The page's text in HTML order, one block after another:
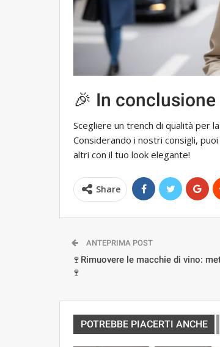
🎉 In conclusione
Scegliere un trench di qualità per
Considerando i nostri consigli,
altri con il tuo look elegante!
Share
ANTEPRIMA POST
🍷Rimuovere le macchie di vino:
🍷
POTREBBE PIACERTI ANCHE